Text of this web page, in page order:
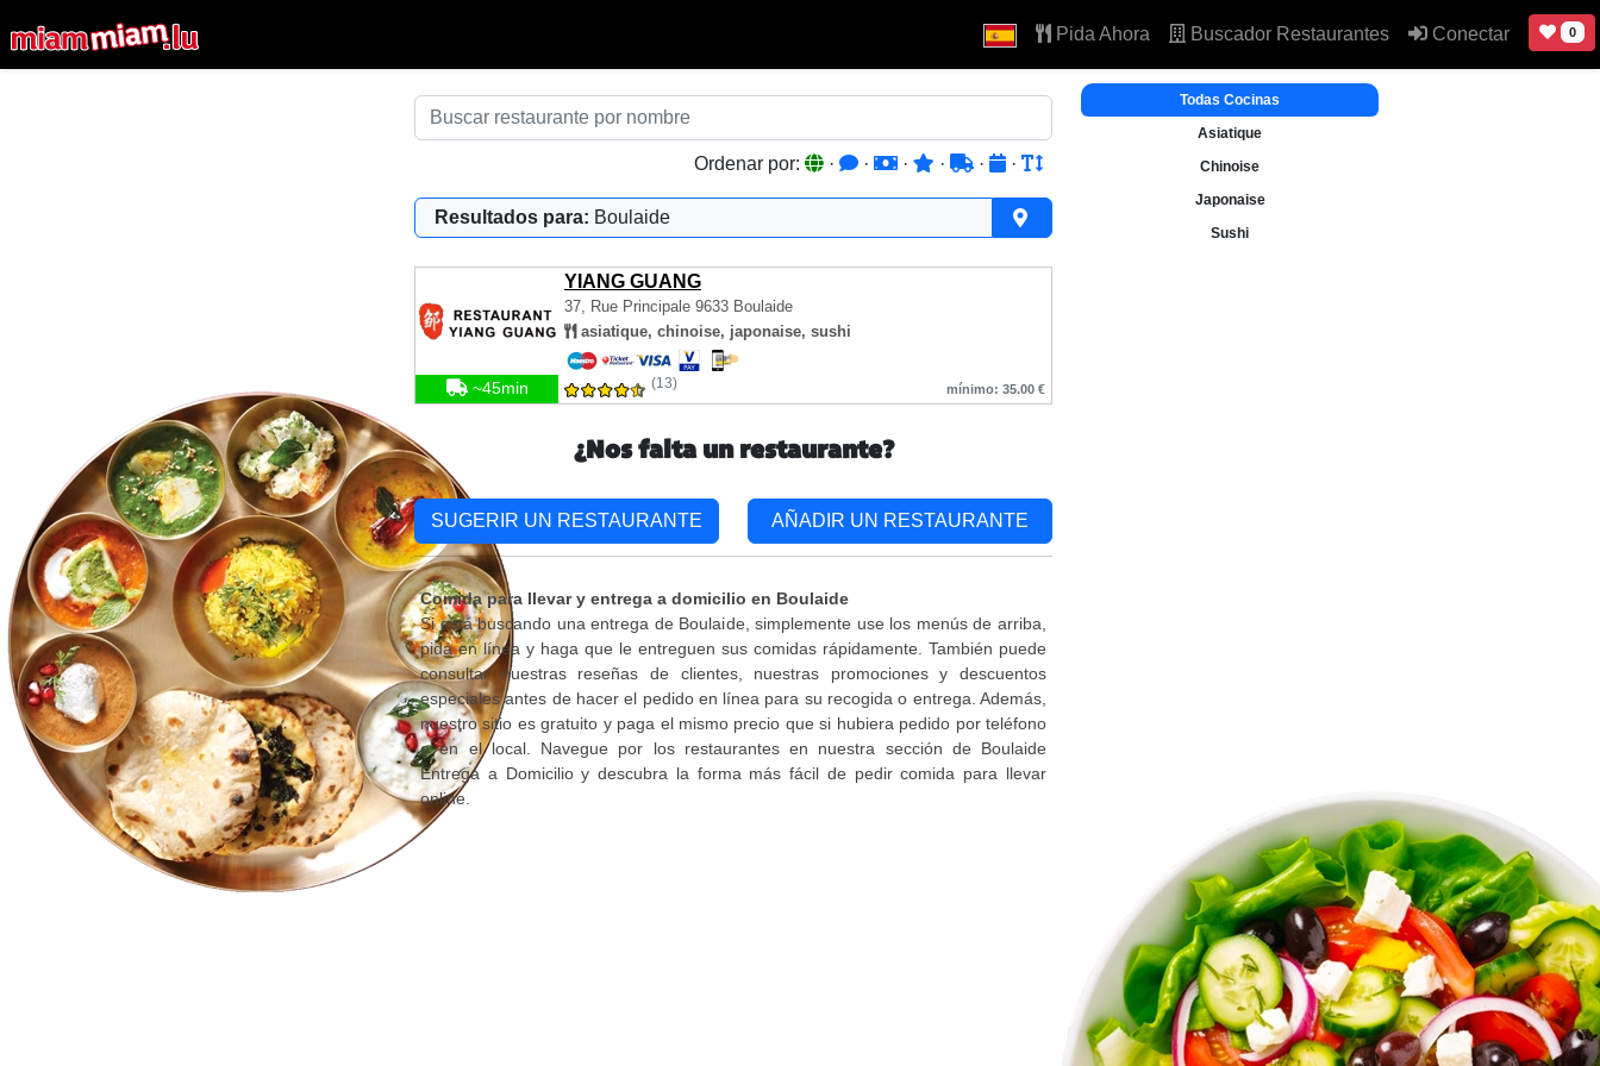
Pida Ahora Buscador Restaurantes Conectar 0
Ordenar por: · · · · · ·
Resultados para: Boulaide
YIANG GUANG
37, Rue Principale 9633 Boulaide
asiatique, chinoise, japonaise, sushi
~45min (13) mínimo: 35.00 €
Todas Cocinas
Asiatique
Chinoise
Japonaise
Sushi
¿Nos falta un restaurante?
SUGERIR UN RESTAURANTE AÑADIR UN RESTAURANTE
Comida para llevar y entrega a domicilio en Boulaide
Si está buscando una entrega de Boulaide, simplemente use los menús de arriba,
pida en línea y haga que le entreguen sus comidas rápidamente. También puede
consultar nuestras reseñas de clientes, nuestras promociones y descuentos
especiales antes de hacer el pedido en línea para su recogida o entrega. Además,
nuestro sitio es gratuito y paga el mismo precio que si hubiera pedido por teléfono
o en el local. Navegue por los restaurantes en nuestra sección de Boulaide
Entrega a Domicilio y descubra la forma más fácil de pedir comida para llevar
online.